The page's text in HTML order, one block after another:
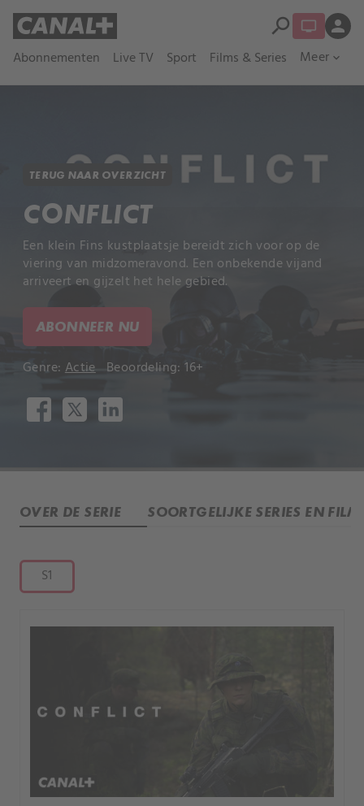
Abonnementen Live TV Sport Films & Series Meer expand_more
search person
TERUG NAAR OVERZICHT
CONFLICT
Een klein Fins kustplaatsje bereidt zich voor op de
viering van midzomeravond. Een onbekende vijand
arriveert en gijzelt het hele gebied.
ABONNEER NU
Genre: Actie Beoordeling: 16+
OVER DE SERIE SOORTGELIJKE SERIES EN
S1